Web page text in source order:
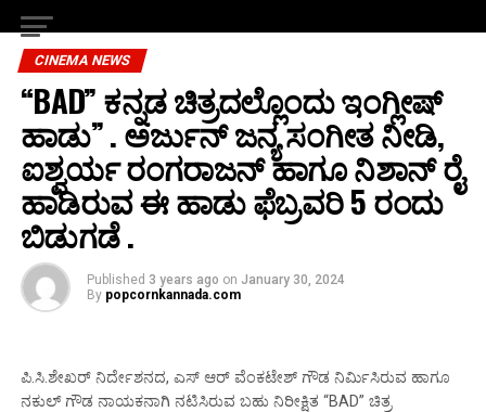
CINEMA NEWS
“BAD” ಕನ್ನಡ ಚಿತ್ರದಲ್ಲೊಂದು ಇಂಗ್ಲೀಷ್
ಹಾಡು” . ಅರ್ಜುನ್ ಜನ್ಯ ಸಂಗೀತ ನೀಡಿ,
ಐಶ್ವರ್ಯ ರಂಗರಾಜನ್ ಹಾಗೂ ನಿಶಾನ್ ರೈ
ಹಾಡಿರುವ ಈ ಹಾಡು ಫೆಬ್ರವರಿ 5 ರಂದು
ಬಿಡುಗಡೆ .
Published 3 years ago on January 30, 2024
By popcornkannada.com
ಪಿ.ಸಿ.ಶೇಖರ್ ನಿರ್ದೇಶನದ, ಎಸ್ ಆರ್ ವೆಂಕಟೇಶ್ ಗೌಡ ನಿರ್ಮಿಸಿರುವ ಹಾಗೂ
ನಕುಲ್ ಗೌಡ ನಾಯಕನಾಗಿ ನಟಿಸಿರುವ ಬಹು ನಿರೀಕ್ಷಿತ “BAD” ಚಿತ್ರ